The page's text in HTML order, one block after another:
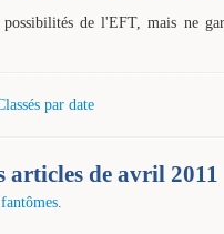
de l'EFT, mais ne
par date
articles de avril 2011